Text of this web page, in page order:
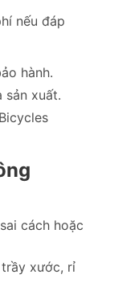
nếu đáp
hành.
sản xuất.
cách hoặc
trầy xước, rỉ